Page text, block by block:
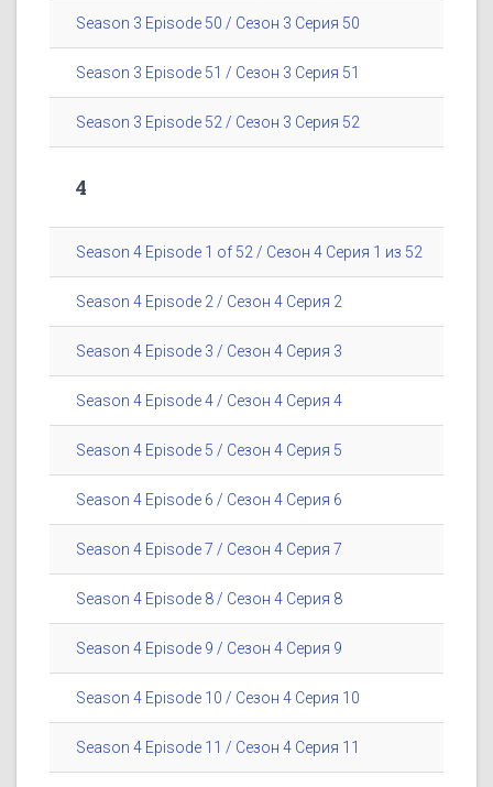
Season 3 Episode 50 / Сезон 3 Серия 50
Season 3 Episode 51 / Сезон 3 Серия 51
Season 3 Episode 52 / Сезон 3 Серия 52
4
Season 4 Episode 1 of 52 / Сезон 4 Серия 1 из 52
Season 4 Episode 2 / Сезон 4 Серия 2
Season 4 Episode 3 / Сезон 4 Серия 3
Season 4 Episode 4 / Сезон 4 Серия 4
Season 4 Episode 5 / Сезон 4 Серия 5
Season 4 Episode 6 / Сезон 4 Серия 6
Season 4 Episode 7 / Сезон 4 Серия 7
Season 4 Episode 8 / Сезон 4 Серия 8
Season 4 Episode 9 / Сезон 4 Серия 9
Season 4 Episode 10 / Сезон 4 Серия 10
Season 4 Episode 11 / Сезон 4 Серия 11